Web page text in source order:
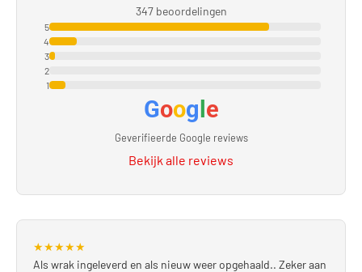
347 beoordelingen
5
4
3
2
1
Goog e
Geverifieerde Google reviews
Bekijk alle reviews
★★★★★
Als wrak ingeleverd en als nieuw weer opgehaald.. Zeker aan